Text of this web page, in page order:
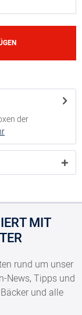
GN
der
MIT
rund um unser
News, Tipps und
und alle